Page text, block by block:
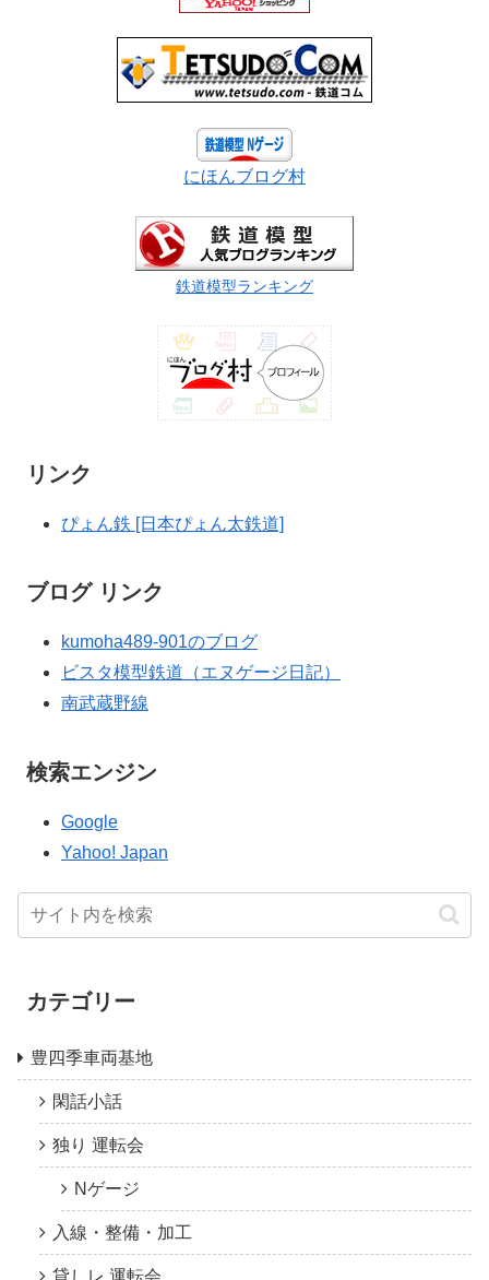
にほんブログ村
鉄道模型ランキング
リンク
ぴょん鉄 [日本ぴょん太鉄道]
ブログ リンク
kumoha489-901のブログ
ビスタ模型鉄道（エヌゲージ日記）
南武蔵野線
検索エンジン
Google
Yahoo! Japan
カテゴリー
豊四季車両基地
閑話小話
独り 運転会
Nゲージ
入線・整備・加工
貸しレ 運転会